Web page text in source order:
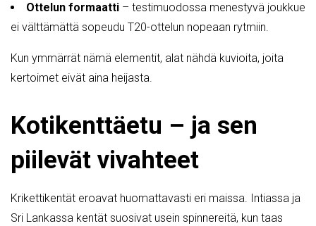
Ottelun formaatti – testimuodossa menestyvä joukkue
ei välttämättä sopeudu T20-ottelun nopeaan rytmiin.
Kun ymmärrät nämä elementit, alat nähdä kuvioita, joita
kertoimet eivät aina heijasta.
Kotikenttäetu – ja sen
piilevät vivahteet
Krikettikentät eroavat huomattavasti eri maissa. Intiassa ja
Sri Lankassa kentät suosivat usein spinnereitä, kun taas